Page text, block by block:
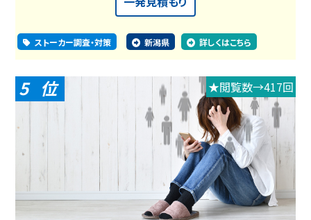
ストーカー調査・対策 新潟県 詳しくはこちら
5 ★閲覧数→417回